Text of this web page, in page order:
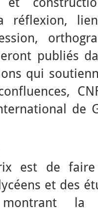
réflexion,
publiés
qui
de
est de
et des
la